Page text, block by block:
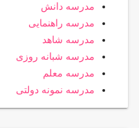
مدرسه دانش
مدرسه راهنمایی
مدرسه شاهد
مدرسه شبانه روزی
مدرسه معلم
مدرسه نمونه دولتی